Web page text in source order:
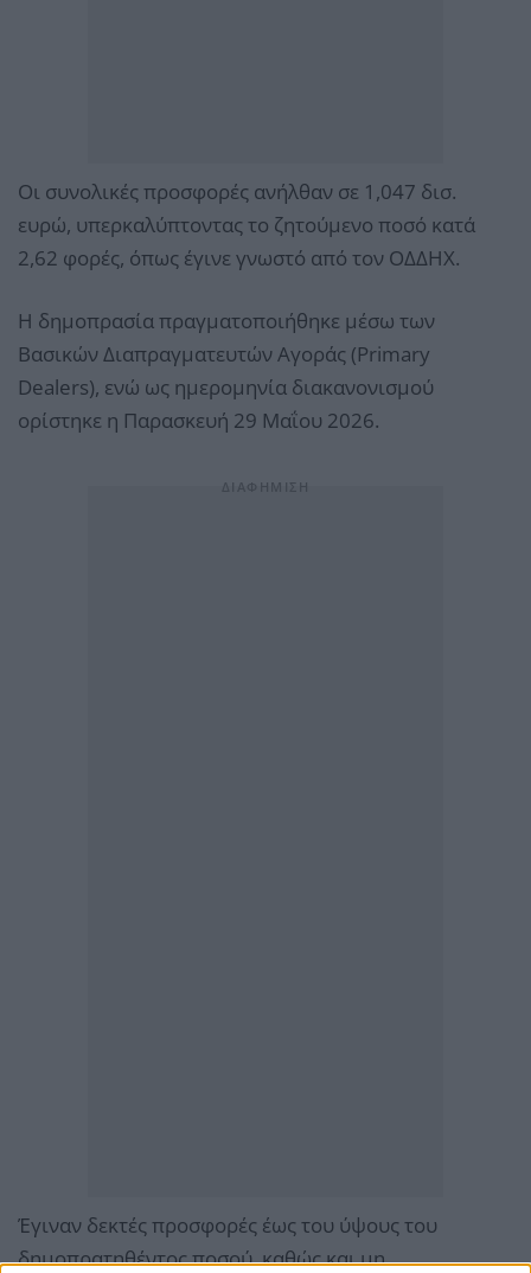
Οι συνολικές προσφορές ανήλθαν σε 1,047 δισ.
ευρώ, υπερκαλύπτοντας το ζητούμενο ποσό κατά
2,62 φορές, όπως έγινε γνωστό από τον ΟΔΔΗΧ.
Η δημοπρασία πραγματοποιήθηκε μέσω των
Βασικών Διαπραγματευτών Αγοράς (Primary
Dealers), ενώ ως ημερομηνία διακανονισμού
ορίστηκε η Παρασκευή 29 Μαΐου 2026.
Έγιναν δεκτές προσφορές έως του ύψους του
δημοπρατηθέντος ποσού, καθώς και μη